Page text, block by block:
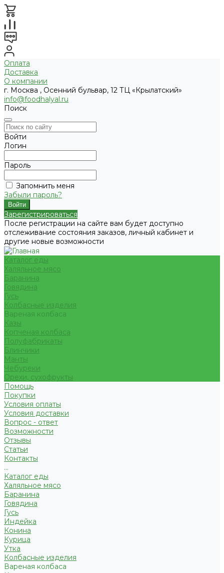
Оплата
Доставка
О компании
г. Москва , Осенний бульвар, 12 ТЦ «Крылатский»
info@foodhalyal.ru
Поиск
Войти
Логин
Пароль
Запомнить меня
Забыли пароль?
Зарегистрироваться
После регистрации на сайте вам будет доступно
отслеживание состояния заказов, личный кабинет и
другие новые возможности
Каталог еды
Халяльное мясо
Баранина
Говядина
Гусь
Колбасные изделия
Вареная колбаса
Казы
Копченая колбаса
Полуфабрикаты
Блинчики
Манты
Чебуреки
Орехи, сухофрукты
Помощь
Покупки
Условия оплаты
Условия доставки
Вопрос - ответ
Возможности
Отзывы
Статьи
Контакты
...
Каталог еды
Халяльное мясо
Баранина
Говядина
Гусь
Индейка
Конина
Курица
Утка
Колбасные изделия
Вареная колбаса